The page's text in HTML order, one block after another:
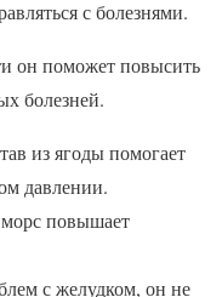
с болезнями.
он поможет повысить
болезней.
из ягоды помогает
давлении.
повышает
с желудком, он не